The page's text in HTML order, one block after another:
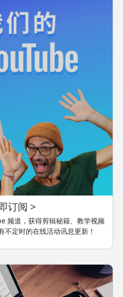
订阅 >
频道，获得剪辑秘籍、教学视频
不定时的在线活动讯息更新！